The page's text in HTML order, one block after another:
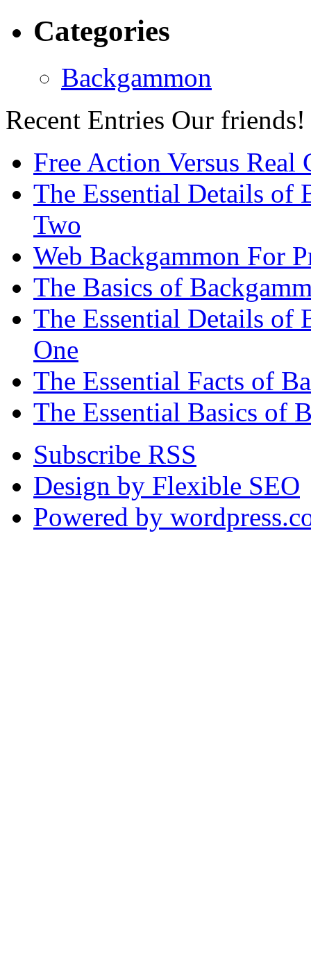
Categories
Backgammon
Recent Entries Our friends!
Free Action Versus Real
The Essential Details of
Two
Web Backgammon For
The Basics of
The Essential Details of
One
The Essential Facts of
The Essential Basics of
Subscribe RSS
Design by Flexible SEO
Powered by